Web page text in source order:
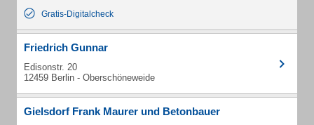
Gratis-Digitalcheck
Friedrich Gunnar
Edisonstr. 20
12459 Berlin - Oberschöneweide
Gielsdorf Frank Maurer und Betonbauer